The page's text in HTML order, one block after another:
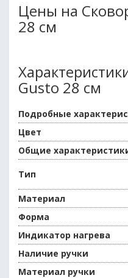
Цены на
28 см
Gusto 28 см
Подробные
Цвет
Общие
Тип
Материал
Форма
Индикатор нагрева
Наличие ручки
Материал ручки